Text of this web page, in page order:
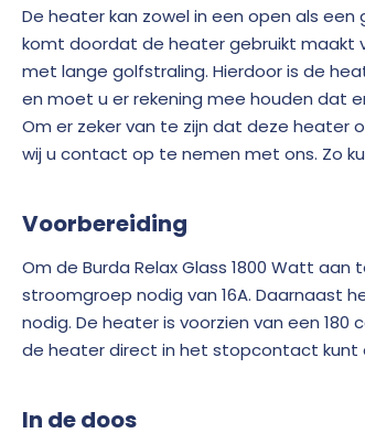
De heater kan zowel in een open als
komt doordat de heater gebruikt maakt
met lange golfstraling. Hierdoor is de
en moet u er rekening mee houden dat
Om er zeker van te zijn dat deze heater
wij u contact op te nemen met ons. Zo
Voorbereiding
Om de Burda Relax Glass 1800 Watt aan
stroomgroep nodig van 16A. Daarnaast
nodig. De heater is voorzien van een
de heater direct in het stopcontact kunt
In de doos